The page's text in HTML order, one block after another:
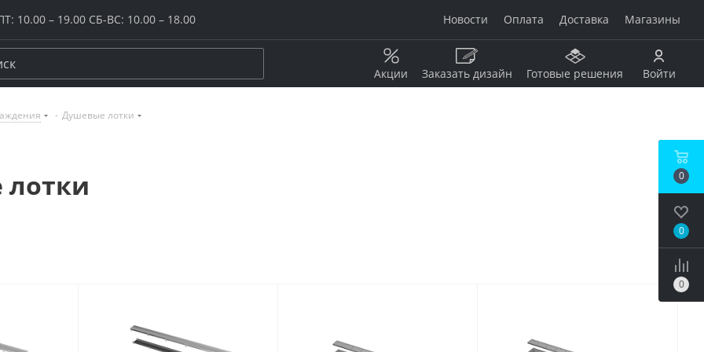
10.00 – 19.00 СБ-ВС: 10.00 – 18.00 Новости Оплата Доставка Магазины
комнаты
Макси и супермакси
Акции Заказать дизайн Готовые решения Войти
- Душевые лотки
0
0
0